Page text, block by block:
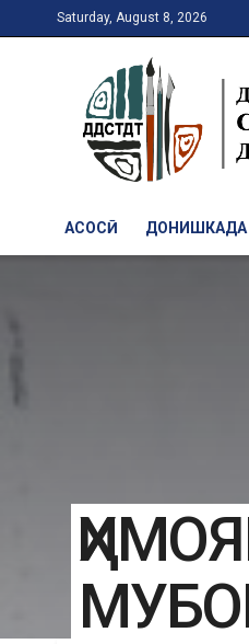
Saturday, August 8, 2026
АСОСӢ ДОНИШКАДА